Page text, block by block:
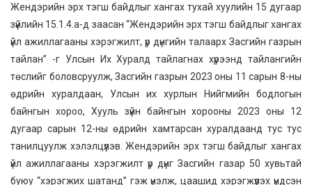
Жендэрийн эрх тэгш байдлыг хангах тухай хуулийн 15 дугаар
зүйлийн 15.1.4.a-д заасан “Жендэрийн эрх тэгш байдлыг хангах
үйл ажиллагааны хэрэгжилт, үр дүнгийн талаарх Засгийн газрын
тайлан” -г Улсын Их Хуралд тайлагнах хүрээнд тайлангийн
төслийг боловсруулж, Засгийн газрын 2023 оны 11 сарын 8-ны
өдрийн хуралдаан, Улсын их хурлын Нийгмийн бодлогын
байнгын хороо, Хууль зүйн байнгын хорооны 2023 оны 12
дугаар сарын 12-ны өдрийн хамтарсан хуралдаанд тус тус
танилцуулж хэлэлцүүлэв. Жендэрийн эрх тэгш байдлыг хангах
үйл ажиллагааны хэрэгжилт үр дүнг Засгийн газар 50 хувьтай
буюу “хэрэгжих шатанд” гэж үнэлж, цаашид хэрэгжүүлэх үндсэн